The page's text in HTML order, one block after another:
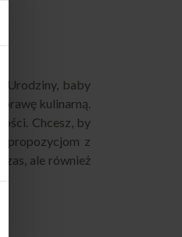
Urodziny, baby
kulinarną.
Chcesz, by
propozycjom z
ale również